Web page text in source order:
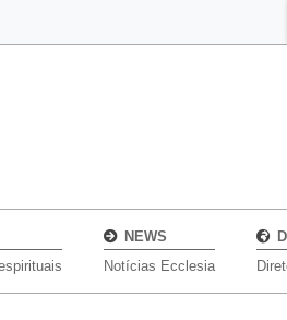
NEWS
Notícias Ecclesia